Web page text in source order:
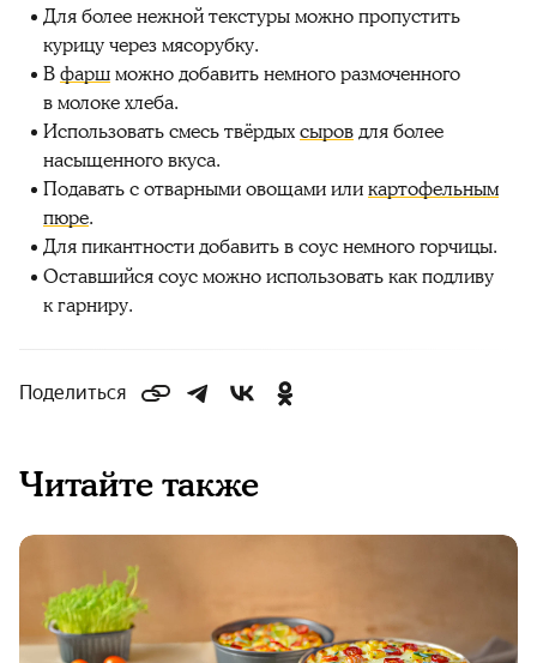
Для более нежной текстуры можно пропустить
курицу через мясорубку.
Вфаршможно добавить немного размоченного
в молоке хлеба.
Использовать смесь твёрдыхсыровдля более
насыщенного вкуса.
Подавать с отварными овощами иликартофельным
пюре.
Для пикантности добавить в соус немного горчицы.
Оставшийся соус можно использовать как подливу
к гарниру.
Поделиться
Читайте также